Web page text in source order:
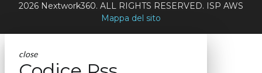
2026 Nextwork360. ALL RIGHTS RESERVED. ISP AWS
Mappa del sito
close